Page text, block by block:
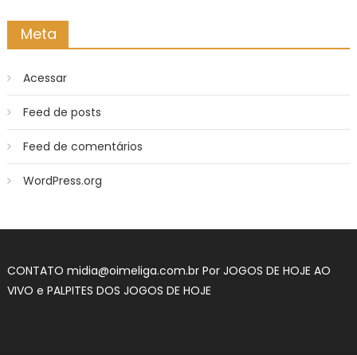
Meta
Acessar
Feed de posts
Feed de comentários
WordPress.org
CONTATO midia@oimeliga.com.brPor JOGOS DE HOJE AO
VIVO e PALPITES DOS JOGOS DE HOJE